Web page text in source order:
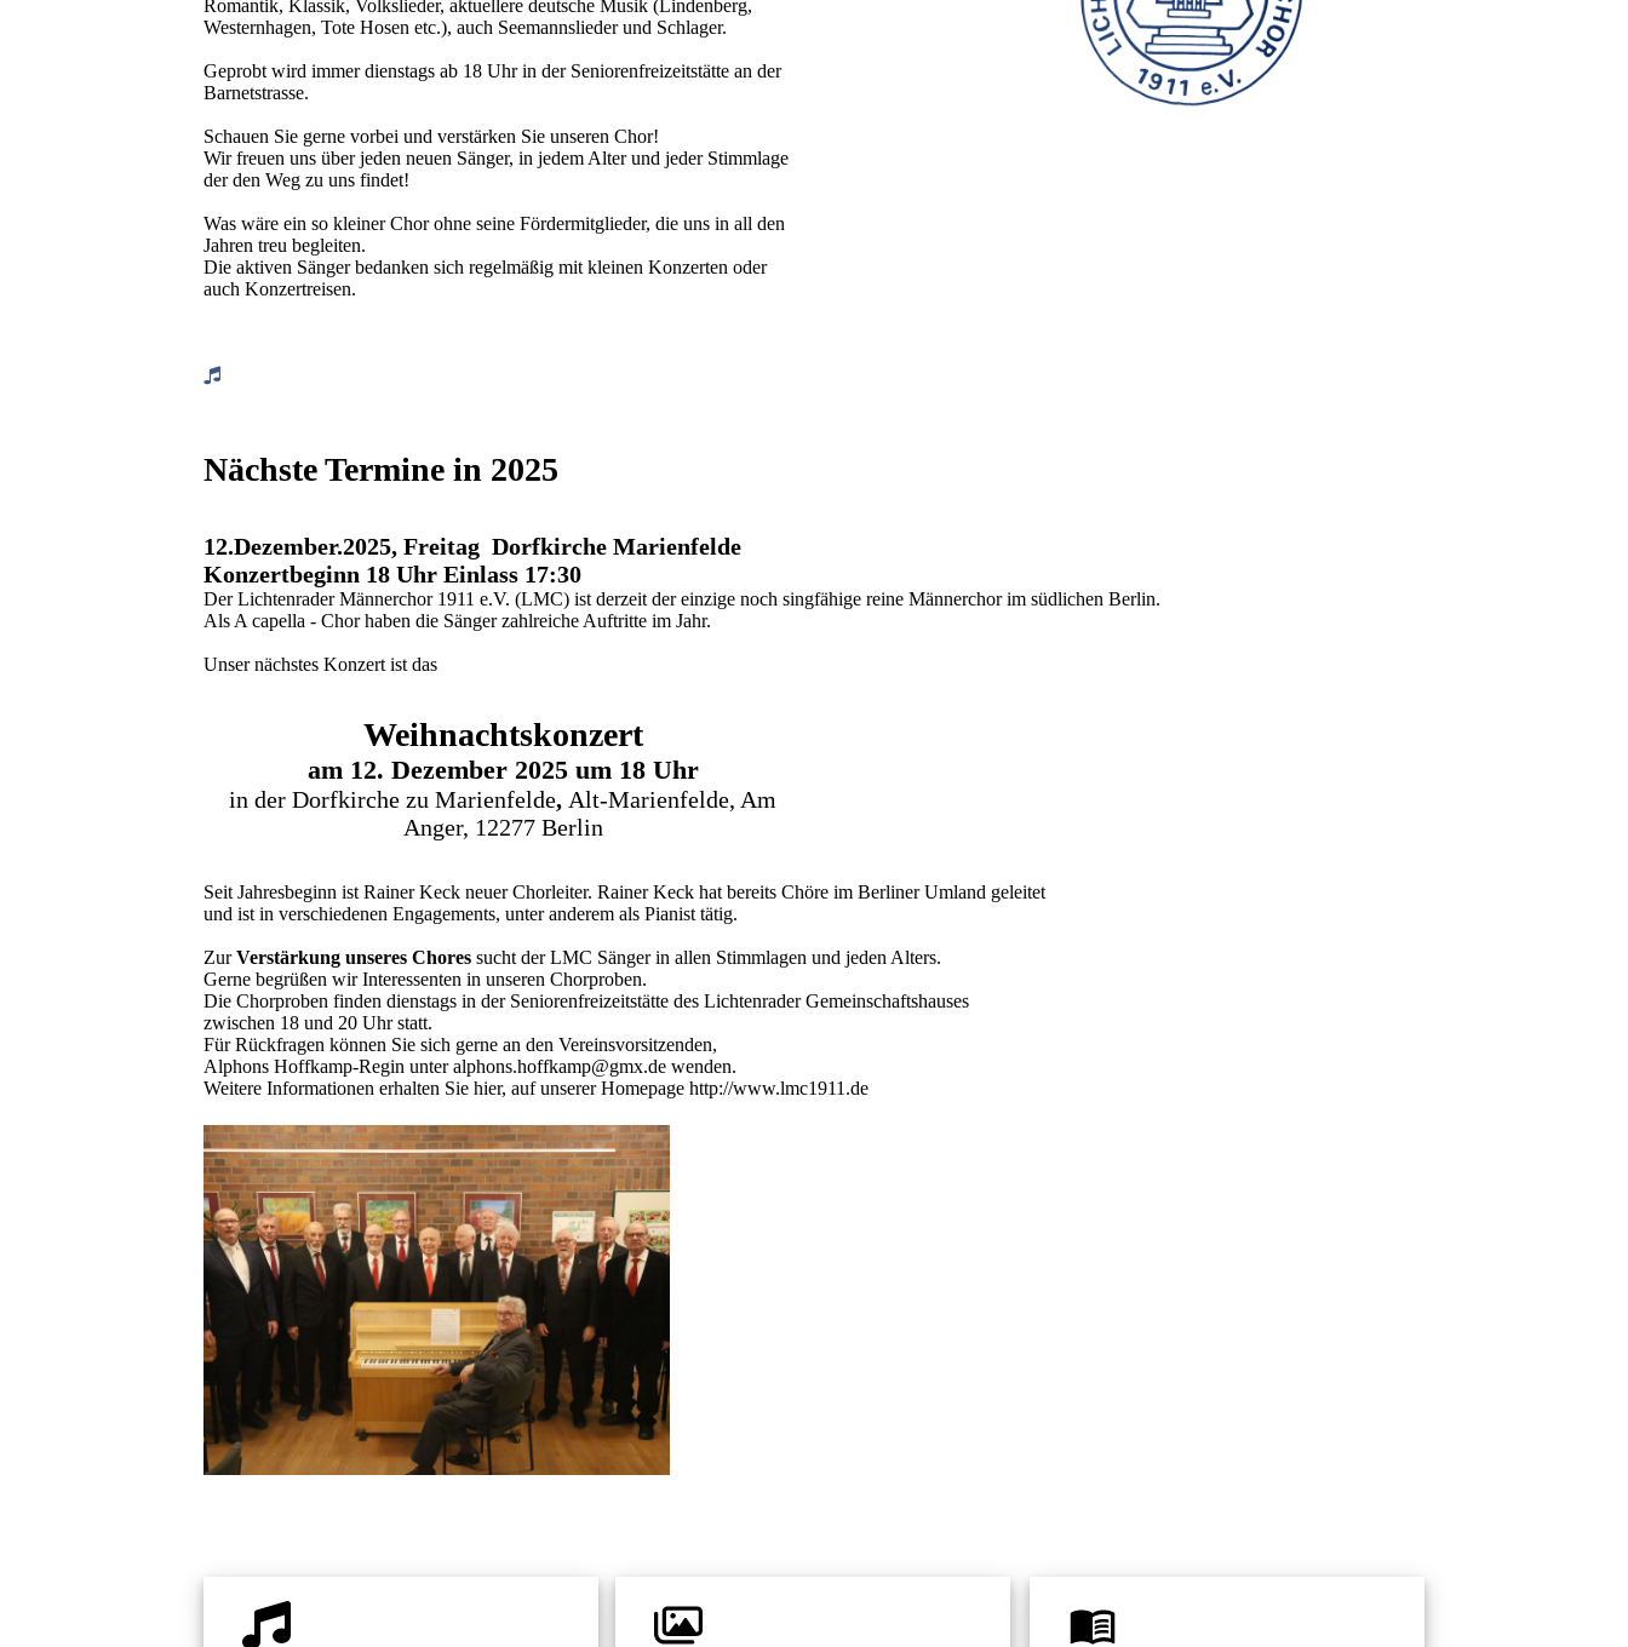
Romantik, Klassik, Volkslieder, aktuellere deutsche Musik (Lindenberg,
Westernhagen, Tote Hosen etc.), auch Seemannslieder und Schlager.
Geprobt wird immer dienstags ab 18 Uhr in der Seniorenfreizeitstätte an der
Barnetstrasse.
Schauen Sie gerne vorbei und verstärken Sie unseren Chor!
Wir freuen uns über jeden neuen Sänger, in jedem Alter und jeder Stimmlage
der den Weg zu uns findet!
Was wäre ein so kleiner Chor ohne seine Fördermitglieder, die uns in all den
Jahren treu begleiten.
Die aktiven Sänger bedanken sich regelmäßig mit kleinen Konzerten oder
auch Konzertreisen.
Nächste Termine in 2025
12.Dezember.2025, Freitag Dorfkirche Marienfelde
Konzertbeginn 18 Uhr Einlass 17:30
Der Lichtenrader Männerchor 1911 e.V. (LMC) ist derzeit der einzige noch singfähige reine Männerchor im südlichen Berlin.
Als A capella - Chor haben die Sänger zahlreiche Auftritte im Jahr.
Unser nächstes Konzert ist das
Weihnachtskonzert
am 12. Dezember 2025 um 18 Uhr
in der Dorfkirche zu Marienfelde, Alt-Marienfelde, Am
Anger, 12277 Berlin
Seit Jahresbeginn ist Rainer Keck neuer Chorleiter. Rainer Keck hat bereits Chöre im Berliner Umland geleitet
und ist in verschiedenen Engagements, unter anderem als Pianist tätig.
ZurVerstärkung unseres Chores sucht der LMC Sänger in allen Stimmlagen und jeden Alters.
Gerne begrüßen wir Interessenten in unseren Chorproben.
Die Chorproben finden dienstags in der Seniorenfreizeitstätte des Lichtenrader Gemeinschaftshauses
zwischen 18 und 20 Uhr statt.
Für Rückfragen können Sie sich gerne an den Vereinsvorsitzenden,
Alphons Hoffkamp-Regin unter alphons.hoffkamp@gmx.de wenden.
Weitere Informationen erhalten Sie hier, auf unserer Homepage http://www.lmc1911.de